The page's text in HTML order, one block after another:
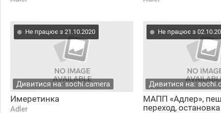
Не працює з 21.10.2020
Дивитися на: sochi.camera
Имеретинка
Adler
Не працює з
Дивитися на:
МАПП «Адлер»,
переход, остановка